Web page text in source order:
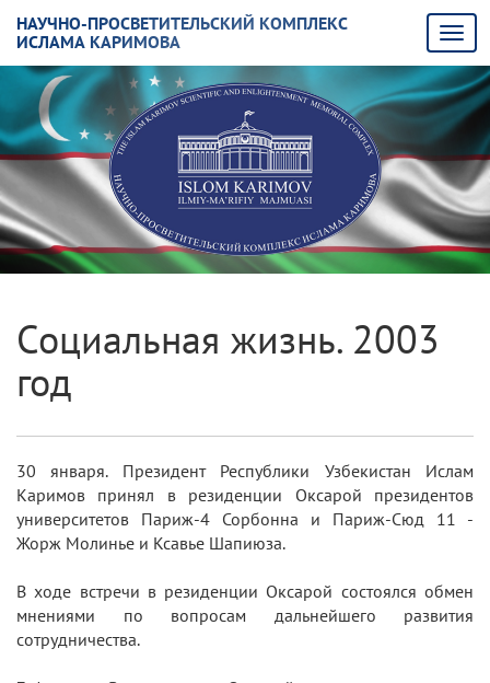
НАУЧНО-ПРОСВЕТИТЕЛЬСКИЙ КОМПЛЕКС
ИСЛАМА КАРИМОВА
Социальная жизнь. 2003
год
30 января. Президент Республики Узбекистан Ислам
Каримов принял в резиденции Оксарой президентов
университетов Париж-4 Сорбонна и Париж-Сюд 11 -
Жорж Молинье и Ксавье Шапиюза.
В ходе встречи в резиденции Оксарой состоялся обмен
мнениями по вопросам дальнейшего развития
сотрудничества.